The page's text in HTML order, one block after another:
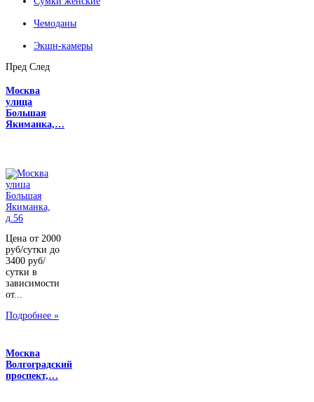
Чемоданы
Экшн-камеры
Пред След
Москва
улица
Большая
Якиманка,…
Цена от 2000
руб/сутки до
3400 руб/
сутки в
зависимости
от...
Подробнее »
Москва
Волгоградский
проспект,…